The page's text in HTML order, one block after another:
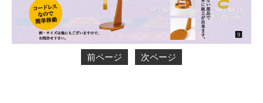
前ページ 次ページ